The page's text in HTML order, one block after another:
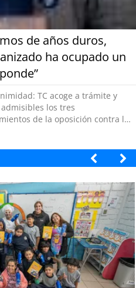
de años duros,
ha ocupado un
TC acoge a trámite y
los tres
de la oposición contra la